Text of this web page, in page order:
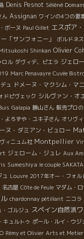
Denis Pesnot Séléné
ん Assignan ワインの4つの要
ボーヌ Paul Gillet エスポア
「サンフォニー」 ボルドネス
Shinkan Olivier
ロル ダヴィデ、ピエラ ジェロ
Marc Penavayre Cuvée
ュ ドメーヌ・マクシム・マ
ドピヴェック シルヴァン・オ
Galapia 勝山さん 販売プロ
よろずや・ユキ子さん オリヴ
ヌ・ダミアン・ビュロー
ィニュム社 Montpellier
ジェローム・ジュレ Aux
Sumeshiya le couple SAKATA
Louvre 2017年オー・フォル
名古屋 Côte de Feule マダム・
chardonnay pétillant ニコラ
・ゴルジュ スペイン自然派
キュルトゥ ポール・ルイ・ウジ
Rémy et Olivier Arts et